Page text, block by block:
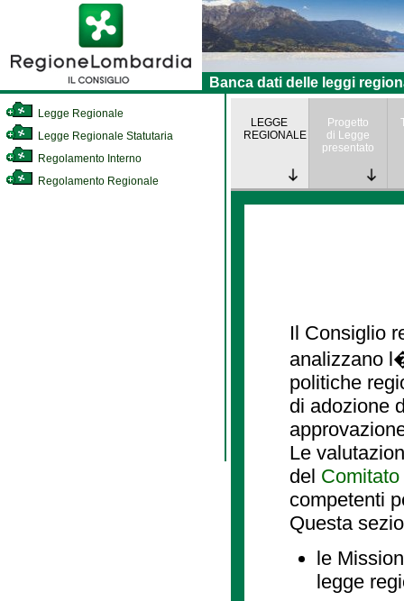
Banca dati delle leggi
Legge Regionale
Legge Regionale Statutaria
Regolamento Interno
Regolamento Regionale
LEGGE
REGIONALE
Progetto
di Legge
presentato
Il Consiglio
analizzano
politiche
di adozione
Le
del
competenti
Questa
le
legge